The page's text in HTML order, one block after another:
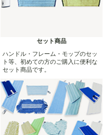
セット商品
ハンドル・フレーム・モップのセッ
ト等、初めての方のご購入に便利な
セット商品です。